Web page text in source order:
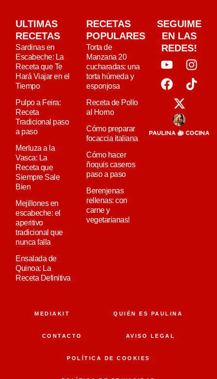
ULTIMAS
RECETAS
Sardinas en
Escabeche: La
Receta que Te
Hará Viajar en el
Tiempo
Pulpo a Feira:
Receta
Tradicional paso
a paso
Merluza a la
Vasca: La
Receta que
Siempre Sale
Bien
Mejillones en
escabeche: el
aperitivo
tradicional que
nunca falla
Ensalada de
Quinoa: La
Receta Definitiva
RECETAS
POPULARES
Torta de
Manzana 20
cucharadas: una
torta húmeda y
esponjosa
Receta de Pollo
al Horno
Cómo preparar
focaccia italiana
Cómo hacer
ñoquis caseros
paso a paso
Berenjenas
rellenas: con
carne y
vegetarianas!
SEGUIME
EN LAS
REDES!
MEDIAKIT QUIÉN ES PAULINA
CONTACTO AVISO LEGAL
POLÍTICA DE COOKIES